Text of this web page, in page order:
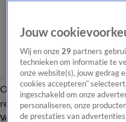
Overzicht Laatste nieuws
redactie
Volg Hart van Nederland
Jouw
Wij en onze29 partners
technieken om informatie te
onze website(s), jouw gedrag
cookies accepteren”
ingeschakeld om onze
personaliseren, onze
de prestaties van